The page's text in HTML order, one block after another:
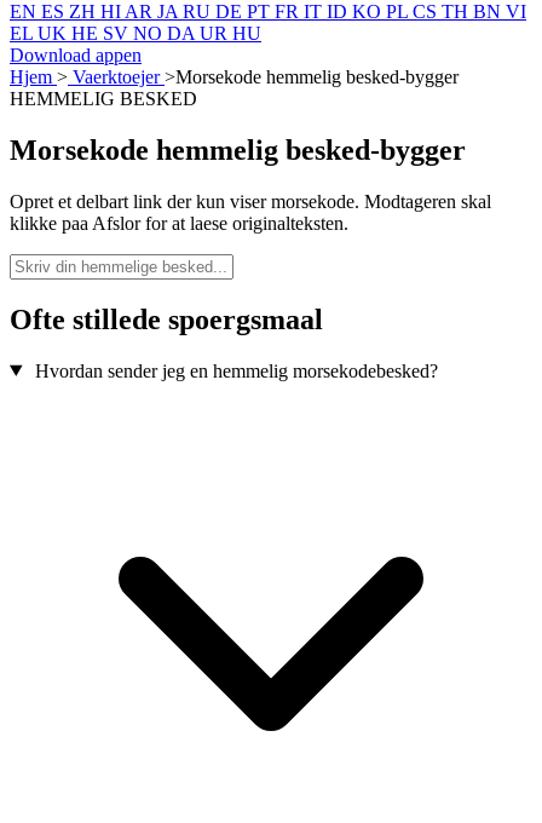
EN ES ZH HI AR JA RU DE PT FR IT ID KO PL CS TH BN VI
EL UK HE SV NO DA UR HU
Download appen
Hjem > Vaerktoejer>Morsekode hemmelig besked-bygger
HEMMELIG BESKED
Morsekode hemmelig besked-bygger
Opret et delbart link der kun viser morsekode. Modtageren skal
klikke paa Afslor for at laese originalteksten.
Ofte stillede spoergsmaal
Hvordan sender jeg en hemmelig morsekodebesked?